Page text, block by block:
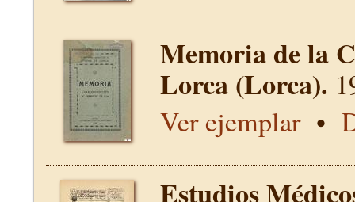
Memoria de la
Lorca (Lorca).
Ver ejemplar•
Estudios